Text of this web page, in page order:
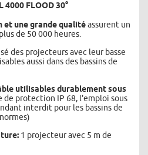
4000 FLOOD 30°
et une grande qualitéassurent un
de 50 000 heures.
des projecteurs avec leur basse
aussi dans des bassins de
utilisables durablement sous
de protection IP 68, l'emploi sous
interdit pour les bassins de
1 projecteur avec 5 m de